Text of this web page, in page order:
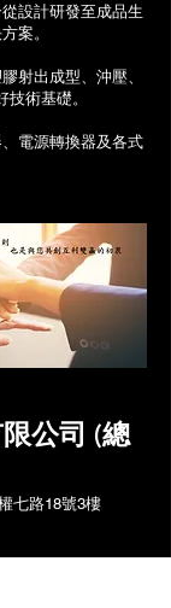
設計研發至成品生
案。
射出成型、沖壓、
術基礎。
電源轉換器及各式
公司 (總
七路18號3樓